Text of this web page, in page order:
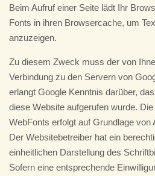
Beim Aufruf einer Seite lädt Ihr
Fonts in ihren Browsercache, um
anzuzeigen.
Zu diesem Zweck muss der von
Verbindung zu den Servern von
erlangt Google Kenntnis darüber,
diese Website aufgerufen wurde.
WebFonts erfolgt auf Grundlage von
Der Websitebetreiber hat ein
einheitlichen Darstellung des
Sofern eine entsprechende